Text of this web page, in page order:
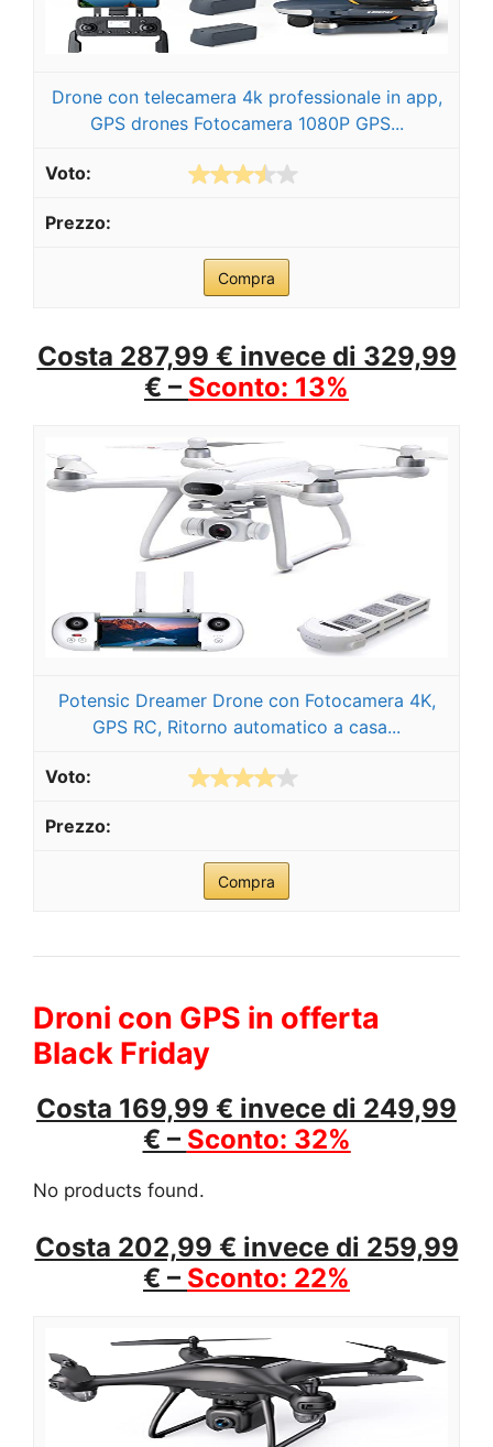
Drone con telecamera 4k professionale in app,
GPS drones Fotocamera 1080P GPS...
Compra
Costa 287,99 € invece di 329,99
€ – Sconto: 13%
Potensic Dreamer Drone con Fotocamera 4K,
GPS RC, Ritorno automatico a casa...
Compra
Droni con GPS in offerta
Black Friday
Costa 169,99 € invece di 249,99
€ – Sconto: 32%
No products found.
Costa 202,99 € invece di 259,99
€ – Sconto: 22%